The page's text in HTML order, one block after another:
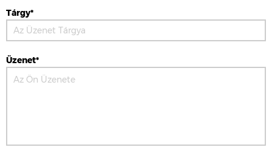
Tárgy*
Üzenet*